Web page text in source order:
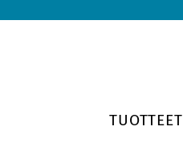
TUOTTEET